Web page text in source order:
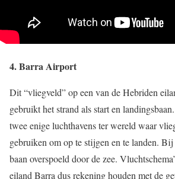
4. Barra Airport
Dit “vliegveld” op een van de Hebriden
gebruikt het strand als start en
twee enige luchthavens ter wereld waar
gebruiken om op te stijgen en te landen.
baan overspoeld door de zee.
eiland Barra dus rekening houden met de